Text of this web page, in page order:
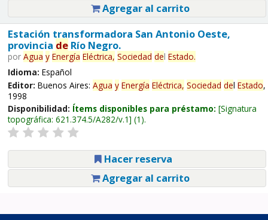
Agregar al carrito
Estación transformadora San Antonio Oeste,
provincia deRío Negro.
por Agua y Energía Eléctrica, Sociedad del Estado.
Idioma: Español
Editor: Buenos Aires: Agua y Energía Eléctrica, Sociedad del Estado,
1998
Disponibilidad: Ítems disponibles para préstamo: Signatura
topográfica: 621.374.5/A282/v.1 (1).
Hacer reserva
Agregar al carrito